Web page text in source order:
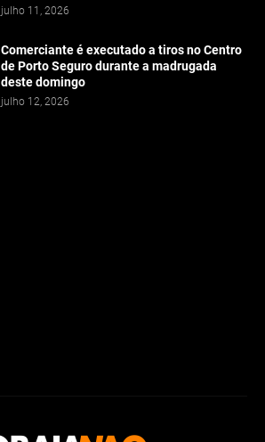
julho 11, 2026
Comerciante é executado a tiros no Centro
de Porto Seguro durante a madrugada
deste domingo
julho 12, 2026